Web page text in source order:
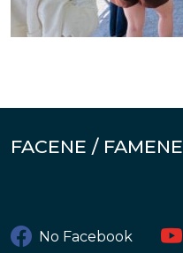
FACENE / FAMENE
No Facebook